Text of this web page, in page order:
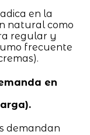
en la
natural como
regular y
frecuente
en
demandan